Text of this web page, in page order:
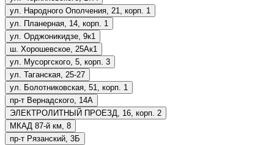
ул. Народного Ополчения, 21, корп. 1
ул. Планерная, 14, корп. 1
ул. Орджоникидзе, 9к1
ш. Хорошевское, 25Ак1
ул. Мусоргского, 5, корп. 3
ул. Таганская, 25-27
ул. Болотниковская, 51, корп. 1
пр-т Вернадского, 14А
ЭЛЕКТРОЛИТНЫЙ ПРОЕЗД, 16, корп. 2
МКАД 87-й км, 8
пр-т Рязанский, 3Б